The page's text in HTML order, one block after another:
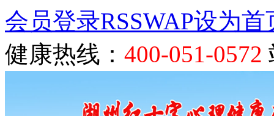
会员登录RSSWAP设为首
健康热线： 400-051-0572